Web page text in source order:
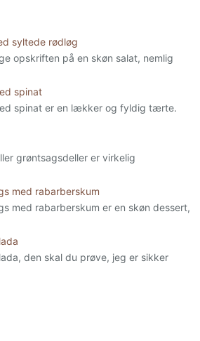
syltede rødløg
opskriften på en skøn salat, nemlig
spinat
spinat er en lækker og fyldig tærte.
grøntsagsdeller er virkelig
med rabarberskum
med rabarberskum er en skøn dessert,
den skal du prøve, jeg er sikker